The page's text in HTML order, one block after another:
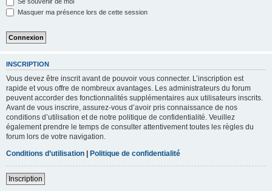
Masquer ma présence lors de cette session
INSCRIPTION
Vous devez être inscrit avant de pouvoir vous connecter. L’inscription est
rapide et vous offre de nombreux avantages. Les administrateurs du forum
peuvent accorder des fonctionnalités supplémentaires aux utilisateurs inscrits.
Avant de vous inscrire, assurez-vous d’avoir pris connaissance de nos
conditions d’utilisation et de notre politique de confidentialité. Veuillez
également prendre le temps de consulter attentivement toutes les règles du
forum lors de votre navigation.
Conditions d’utilisation | Politique de confidentialité
Inscription